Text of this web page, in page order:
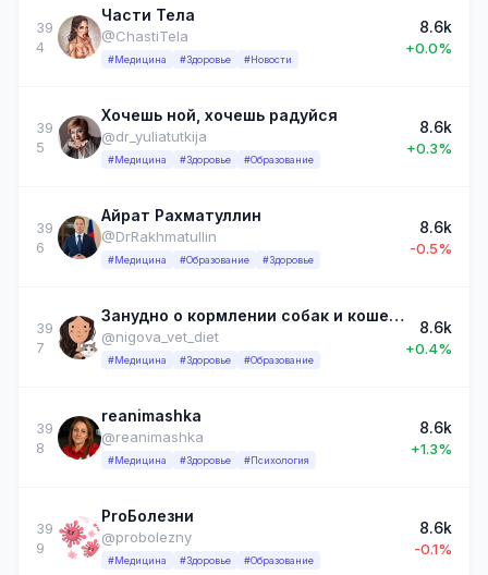
39
4
Части Тела
@ChastiTela
#Медицина #Здоровье #Новости
8.6k
+0.0%
39
5
Хочешь ной, хочешь радуйся
@dr_yuliatutkija
#Медицина #Здоровье #Образование
8.6k
+0.3%
39
6
Айрат Рахматуллин
@DrRakhmatullin
#Медицина #Образование #Здоровье
8.6k
-0.5%
39
7
Занудно о кормлении собак и кошек | Нигова Екатерина
@nigova_vet_diet
#Медицина #Здоровье #Образование
8.6k
+0.4%
39
8
reanimashka
@reanimashka
#Медицина #Здоровье #Психология
8.6k
+1.3%
39
9
ProБолезни
@probolezny
#Медицина #Здоровье #Образование
8.6k
-0.1%